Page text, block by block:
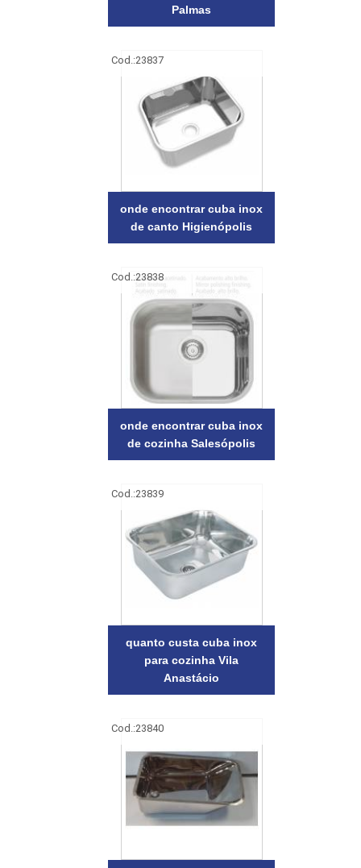
Palmas
Cod.:23837
onde encontrar cuba inox
de canto Higienópolis
Cod.:23838
onde encontrar cuba inox
de cozinha Salesópolis
Cod.:23839
quanto custa cuba inox
para cozinha Vila
Anastácio
Cod.:23840